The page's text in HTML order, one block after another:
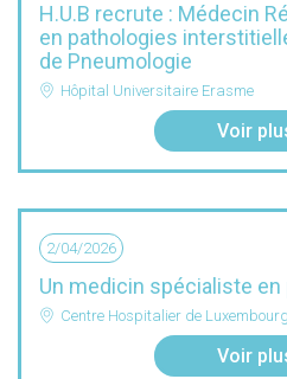
H.U.B recrute : Médecin
en pathologies
de Pneumologie
Hôpital Universitaire Erasme
Voir
2/04/2026
Un medicin spécialiste
Centre Hospitalier de
Voir